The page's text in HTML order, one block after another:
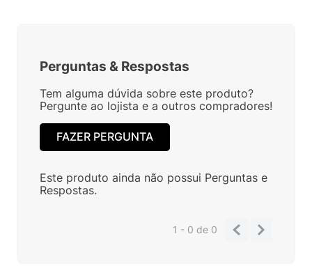
Perguntas & Respostas
Tem alguma dúvida sobre este produto?
Pergunte ao lojista e a outros compradores!
FAZER PERGUNTA
Este produto ainda não possui Perguntas e
Respostas.
1 - 0de 0